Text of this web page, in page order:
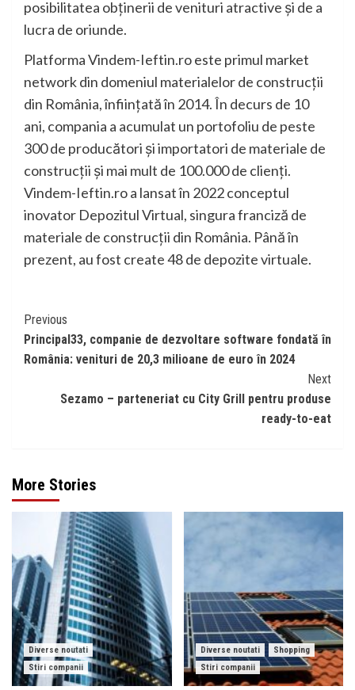
posibilitatea obținerii de venituri atractive și de a
lucra de oriunde.
Platforma Vindem-Ieftin.ro este primul market
network din domeniul materialelor de construcții
din România, înființată în 2014. În decurs de 10
ani, compania a acumulat un portofoliu de peste
300 de producători și importatori de materiale de
construcții și mai mult de 100.000 de clienți.
Vindem-Ieftin.ro a lansat în 2022 conceptul
inovator Depozitul Virtual, singura franciză de
materiale de construcții din România. Până în
prezent, au fost create 48 de depozite virtuale.
Continue
Reading
Previous
Principal33, companie de dezvoltare software fondată în
România: venituri de 20,3 milioane de euro în 2024
Next
Sezamo – parteneriat cu City Grill pentru produse
ready-to-eat
More Stories
Diverse noutati
Stiri companii
Diverse noutati
Shopping
Stiri companii